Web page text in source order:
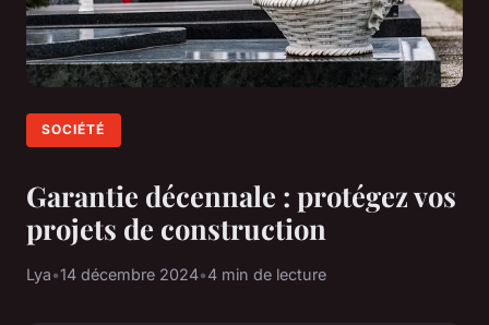
SOCIÉTÉ
Garantie décennale : protégez vos
projets de construction
Lya•14 décembre 2024•4 min de lecture